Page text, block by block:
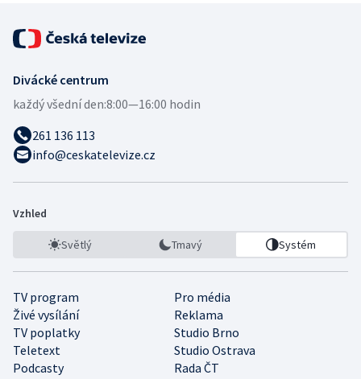
Divácké centrum
každý všední den:8:00—16:00 hodin
261 136 113
info@ceskatelevize.cz
Vzhled
Světlý Tmavý Systém
TV program
Pro média
Živé vysílání
Reklama
TV poplatky
Studio Brno
Teletext
Studio Ostrava
Podcasty
Rada ČT